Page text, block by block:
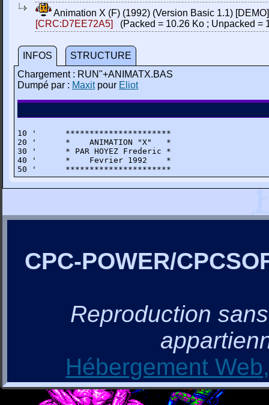
Animation X (F) (1992) (Version Basic 1.1)
[CRC:D7EE72A5]
(Packed = 10.26 Ko ; Unpacked =
INFOS
STRUCTURE
Chargement : RUN"+ANIMATX.BAS
Dumpé par : Maxitpour Eliot
10 '      **********************
20 '      *    ANIMATION "X"   *
30 '      * PAR HOYEZ Frederic *
40 '      *    Fevrier 1992    *
50 '      **********************
CPC-POWER/
Reproduction
Hébergement